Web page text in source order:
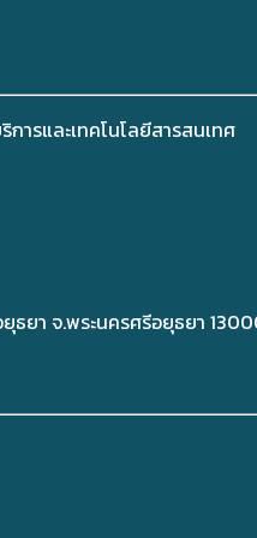
ารและเทคโนโลยีสารสนเทศ
ธยา จ.พระนครศรีอยุธยา